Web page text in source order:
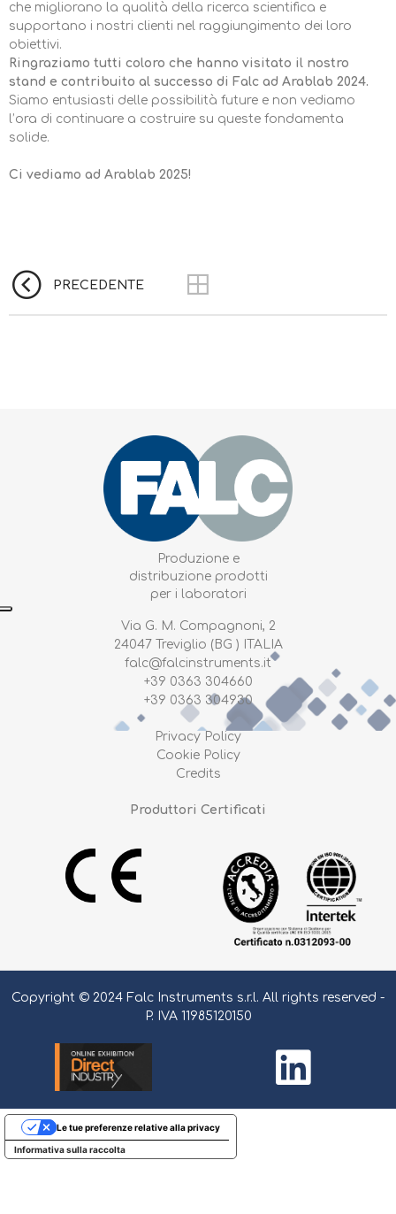
che migliorano la qualità della ricerca scientifica e
supportano i nostri clienti nel raggiungimento dei loro
obiettivi.
Ringraziamo tutti coloro che hanno visitato il nostro
stand e contribuito al successo di Falc ad Arablab 2024.
Siamo entusiasti delle possibilità future e non vediamo
l’ora di continuare a costruire su queste fondamenta
solide.
Ci vediamo ad Arablab 2025!
PRECEDENTE
Produzione e
distribuzione prodotti
per i laboratori
Via G. M. Compagnoni, 2
24047 Treviglio (BG ) ITALIA
falc@falcinstruments.it
+39 0363 304660
+39 0363 304930
Privacy Policy
Cookie Policy
Credits
Produttori Certificati
Copyright © 2024 Falc Instruments s.r.l. All rights reserved -
P. IVA 11985120150
Informativa sulla raccolta
Le tue preferenze relative alla privacy